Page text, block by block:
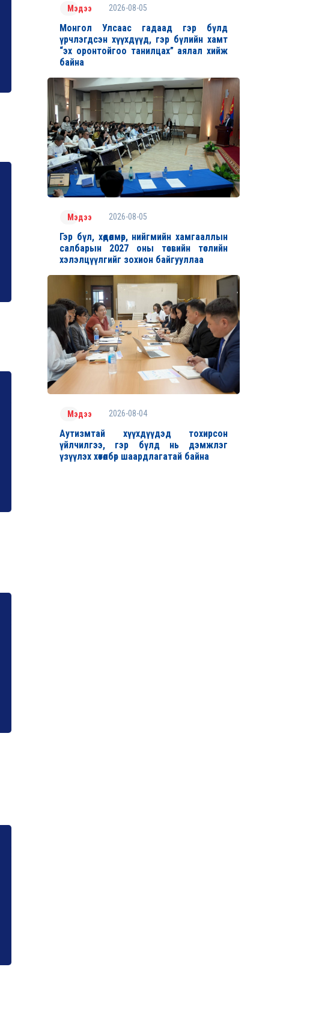
Мэдээ 2026-08-05
Монгол Улсаас гадаад гэр бүлд
үрчлэгдсэн хүүхдүүд, гэр бүлийн хамт
“эх оронтойгоо танилцах” аялал хийж
байна
Мэдээ 2026-08-05
Гэр бүл, хөдөлмөр, нийгмийн хамгааллын
салбарын 2027 оны төсвийн төслийн
хэлэлцүүлгийг зохион байгууллаа
Мэдээ 2026-08-04
Аутизмтай хүүхдүүдэд тохирсон
үйлчилгээ, гэр бүлд нь дэмжлэг
үзүүлэх хөтөлбөр шаардлагатай байна